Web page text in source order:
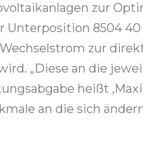
zur
8504 40
zur
„Diese an die
heißt
an die sich